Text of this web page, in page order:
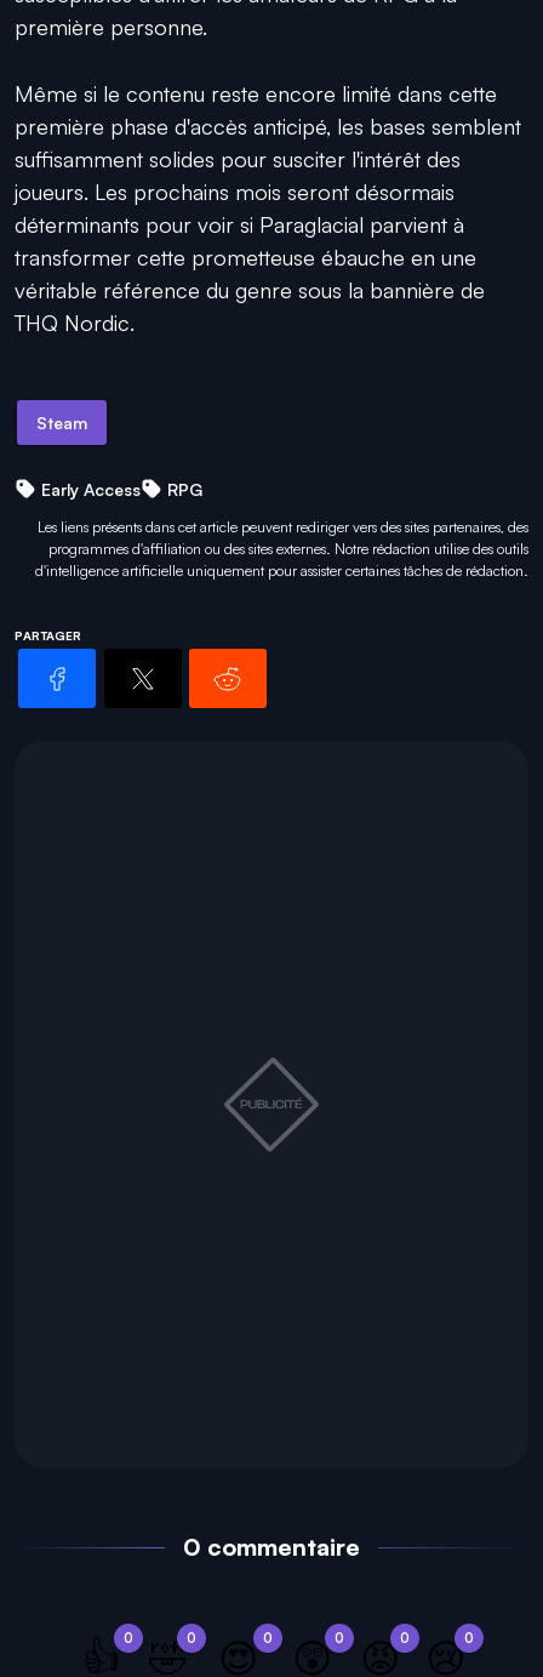
première personne.
Même si le contenu reste encore limité dans cette
première phase d'accès anticipé, les bases semblent
suffisamment solides pour susciter l'intérêt des
joueurs. Les prochains mois seront désormais
déterminants pour voir si Paraglacial parvient à
transformer cette prometteuse ébauche en une
véritable référence du genre sous la bannière de
THQ Nordic.
Steam
Early Access RPG
Les liens présents dans cet article peuvent rediriger vers des sites partenaires, des
programmes d'affiliation ou des sites externes. Notre rédaction utilise des outils
d'intelligence artificielle uniquement pourassister certaines tâches de rédaction.
PARTAGER
0 commentaire
0
👍 0
🤣 0
😍 0
😲 0
😡 0
😢